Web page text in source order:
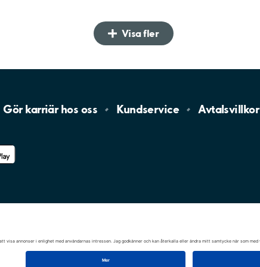
Visa fler
Gör karriär hos oss Kundservice Avtalsvillkor